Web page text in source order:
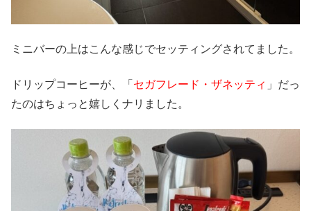
ミニバーの上はこんな感じでセッティングされてました。
ドリップコーヒーが、「 セガフレード・ザネッティ 」だっ
たのはちょっと嬉しくナリました。